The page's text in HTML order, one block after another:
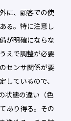
に、顧客での使
る。特に注意し
が明確にならな
えで調整が必要
センサ関係が要
しているので、
状態の違い（色
あり得る。その